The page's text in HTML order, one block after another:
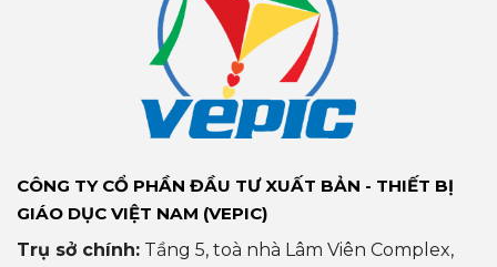
CÔNG TY CỔ PHẦN ĐẦU TƯ XUẤT BẢN - THIẾT BỊ
GIÁO DỤC VIỆT NAM (VEPIC)
Trụ sở chính: Tầng 5, toà nhà Lâm Viên Complex,